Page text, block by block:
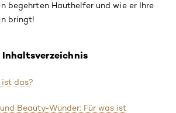
begehrten Hauthelfer und wie er Ihre
bringt!
Inhaltsverzeichnis
das?
Beauty-Wunder: Für was ist